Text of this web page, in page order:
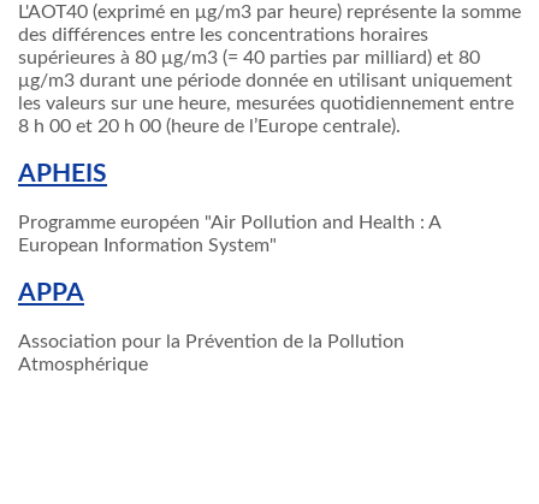
L'AOT40 (exprimé en μg/m3 par heure) représente la somme
des différences entre les concentrations horaires
supérieures à 80 μg/m3 (= 40 parties par milliard) et 80
μg/m3 durant une période donnée en utilisant uniquement
les valeurs sur une heure, mesurées quotidiennement entre
8 h 00 et 20 h 00 (heure de l’Europe centrale).
APHEIS
Programme européen "Air Pollution and Health : A
European Information System"
APPA
Association pour la Prévention de la Pollution
Atmosphérique